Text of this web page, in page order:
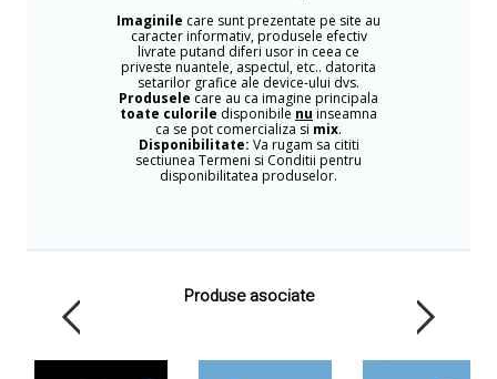
Imaginile care sunt prezentate pe site au
caracter informativ, produsele efectiv
livrate putand diferi usor in ceea ce
priveste nuantele, aspectul, etc.. datorita
setarilor grafice ale device-ului dvs.
Produsele care au ca imagine principala
toate culorile disponibile nu inseamna
ca se pot comercializa si mix.
Disponibilitate: Va rugam sa cititi
sectiunea Termeni si Conditii pentru
disponibilitatea produselor.
Produse asociate